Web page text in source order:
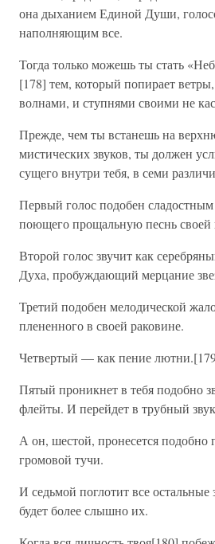
она дыханием Единой Души,
наполняющим все.
Тогда только можешь ты стать
[178] тем, который попирает
волнами, и ступнями своими не
Прежде, чем ты встанешь на
мистических звуков, ты должен
сущего внутри тебя, в семи
Первый голос подобен сладостным
поющего прощальную песнь своей
Второй голос звучит как
Духа, пробуждающий мерцание
Третий подобен мелодической
плененного в своей раковине.
Четвертый — как пение
Пятый проникнет в тебя подобно
флейты. И перейдет в трубный
А он, шестой, пронесется подобно
громовой тучи.
И седьмой поглотит все
будет более слышно их.